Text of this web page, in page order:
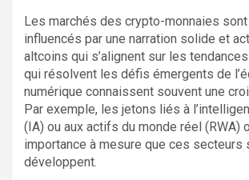
Les marchés des crypto-monnaies
influencés par une narration solide et
altcoins qui s’alignent sur les
qui résolvent les défis émergents de
numérique connaissent souvent une
Par exemple, les jetons liés à
(IA) ou aux actifs du monde réel (RWA)
importance à mesure que ces secteurs
développent.